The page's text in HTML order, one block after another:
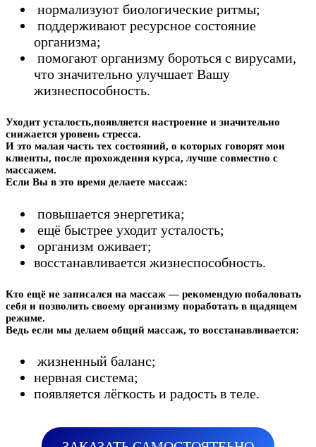
нормализуют биологические ритмы;
поддерживают ресурсное состояние
организма;
помогают организму бороться с вирусами,
что значительно улучшает Вашу
жизнеспособность.
Уходит усталость,появляется настроение и значительно
снижается уровень стресса.
И это малая часть тех состояний, о которых говорят мои
клиенты, после прохождения курса, лучше совместно с
массажем.
Если Вы в это время делаете массаж:
повышается энергетика;
ещё быстрее уходит усталость;
организм оживает;
восстанавливается жизнеспособность.
Кто ещё не записался на массаж — рекомендую побаловать
себя и позволить своему организму поработать в щадящем
режиме.
Ведь если мы делаем общий массаж, то восстанавливается:
жизненный баланс;
нервная система;
появляется лёгкость и радость в теле.